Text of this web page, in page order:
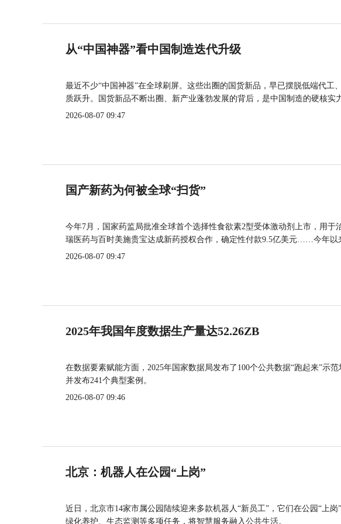
从“中国神器”看中国制造迭代升级
最近不少“中国神器”在全球刷屏。这些出圈的国货新品，早已摆脱低端代
质跃升。国货新品不断出圈、新产业蓬勃发展的背后，是中国制造的硬核实
2026-08-07 09:47
国产新药为何被全球“扫货”
今年7月，国家药监局批准全球首个选择性食欲素2型受体激动剂上市，用
瑞医药与百时美施贵宝达成新药授权合作，确定性付款9.5亿美元……今年以
2026-08-07 09:47
2025年我国年度数据生产量达52.26ZB
在数据要素赋能方面，2025年国家数据局发布了100个公共数据“跑起来”示
并发布241个典型案例。
2026-08-07 09:46
北京：机器人在公园“上岗”
近日，北京市14家市属公园陆续迎来多款机器人“新员工”，它们在公园“上
绿化养护、生态监测等多项任务，将智慧服务融入公共生活。